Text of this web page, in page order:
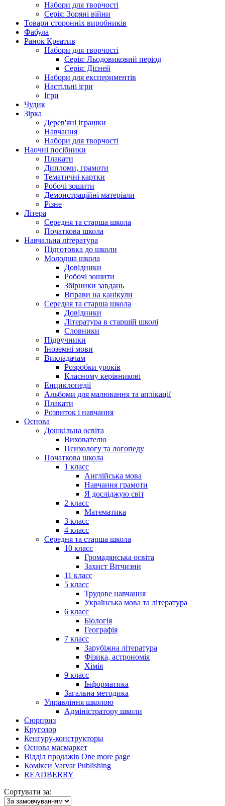
Набори для творчості
Серія: Зоряні війни
Товари сторонніх виробників
Фабула
Ранок Креатив
Набори для творчості
Серія: Льодовиковий період
Серія: Дісней
Набори для експериментів
Настільні ігри
Ігри
Чудик
Зірка
Дерев'яні іграшки
Навчання
Набори для творчості
Наочні посібники
Плакати
Дипломи, грамоти
Тематичні картки
Робочі зошити
Демонстраційні матеріали
Різне
Літера
Середня та старша школа
Початкова школа
Навчальна література
Підготовка до школи
Молодша школа
Довідники
Робочі зошити
Збірники завдань
Вправи на канікули
Середня та старша школа
Довідники
Література в старшій школі
Словники
Підручники
Іноземні мови
Викладачам
Розробки уроків
Класному керівникові
Енциклопедії
Альбоми для малювання та аплікації
Плакати
Розвиток і навчання
Основа
Дошкільна освіта
Вихователю
Психологу та логопеду
Початкова школа
1 класс
Англійська мова
Навчання грамоти
Я досліджую світ
2 класс
Математика
3 класс
4 класс
Середня та старша школа
10 класс
Громадянська освіта
Захист Вітчизни
11 класс
5 класс
Трудове навчання
Українська мова та література
6 класс
Біологія
Географія
7 класс
Зарубіжна література
Фізика, астрономія
Хімія
9 класс
Інформатика
Загальна методика
Управління школою
Адміністратору школи
Сюрприз
Кругозор
Кенгуру-конструкторы
Основа масмаркет
Відділ продажів One more page
Комікси Varvar Publishing
READBERRY
Сортувати за: